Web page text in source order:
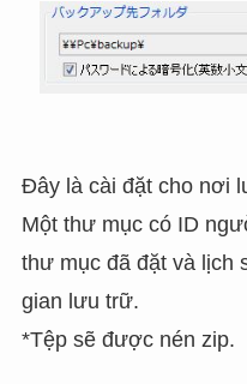
Đây là cài đặt cho nơi
Một thư mục có ID
thư mục đã đặt và lịch
gian lưu trữ.
*Tệp sẽ được nén zip.